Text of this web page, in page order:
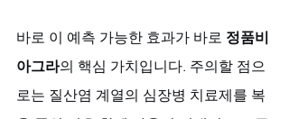
바로 이 예측 가능한 효과가 바로 정품비
아그라의 핵심 가치입니다. 주의할 점으
로는 질산염 계열의 심장병 치료제를 복